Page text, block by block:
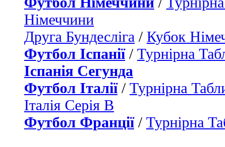
Німеччини
Друга Бундесліга / Кубок
Футбол Іспанії/ Турнірна
Іспанія Сегунда
Футбол Італії/ Турнірна
Італія Серія B
Футбол Франції/ Турнірна